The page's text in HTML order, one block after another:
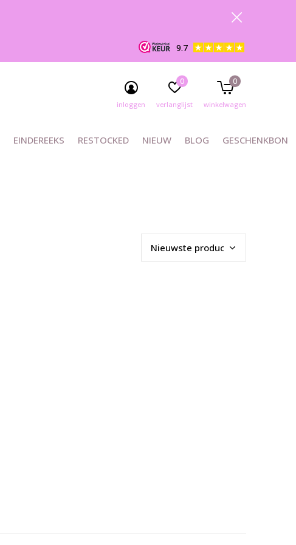
EINDEREEKS RESTOCKED NIEUW BLOG GESCHENKBON
inloggen verlanglijst
0
winkelwagen
0
9.7